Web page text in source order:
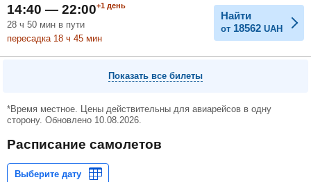
14:40 — 22:00+1 день
28 ч 50 мин в пути
пересадка 18 ч 45 мин
Найти
от 18562 UAH
Показать все билеты
*Время местное. Цены действительны для авиарейсов в одну
сторону. Обновлено 10.08.2026.
Расписание самолетов